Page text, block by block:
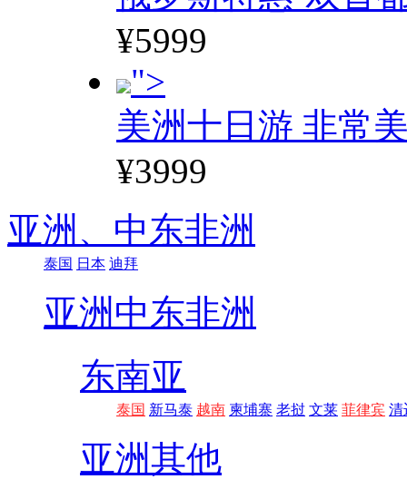
¥5999
">
美洲十日游 非常
¥3999
亚洲、 中东非洲
泰国 日本 迪拜
亚洲 中东非洲
东南亚
泰国 新马泰 越南 柬埔寨 老挝 文莱 菲律宾 清
亚洲其他